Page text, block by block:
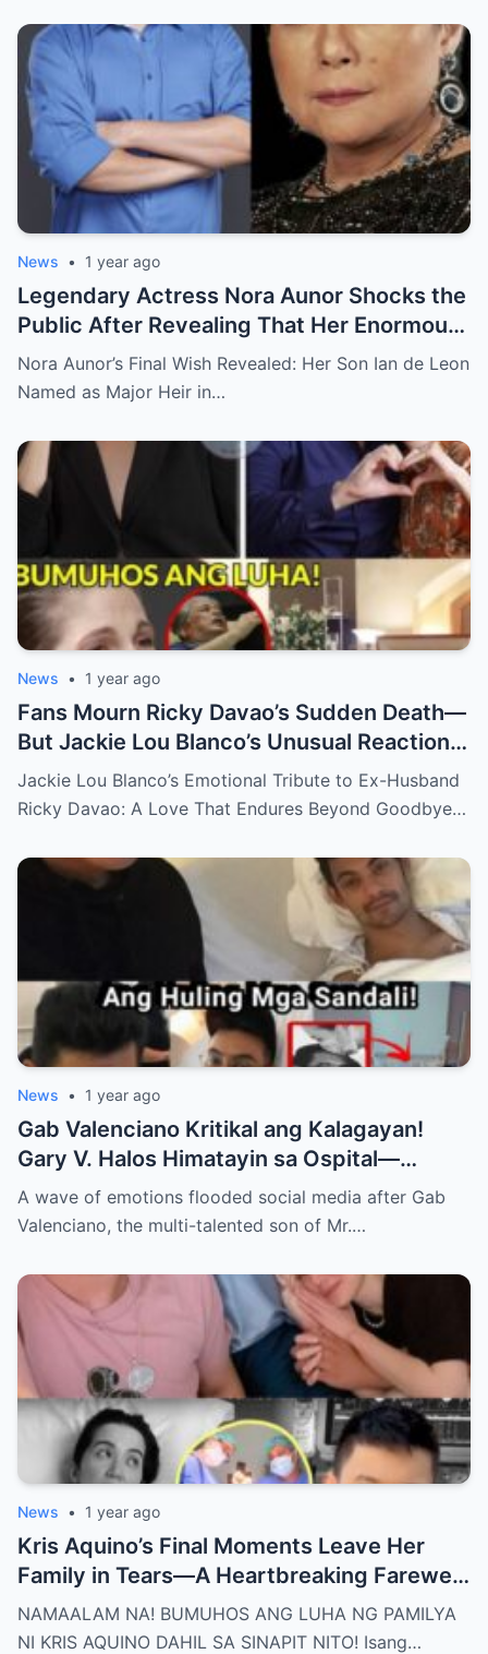
News • 1 year ago
Legendary Actress Nora Aunor Shocks the
Public After Revealing That Her Enormous
Wealth Will Go Entirely to Ian de Leon —
Here’s the Heartbreaking Reason Behind
Nora Aunor’s Final Wish Revealed: Her Son Ian de Leon
Named as Major Heir in…
News • 1 year ago
Fans Mourn Ricky Davao’s Sudden Death—
But Jackie Lou Blanco’s Unusual Reaction
Sparks Even More Questions
Jackie Lou Blanco’s Emotional Tribute to Ex-Husband
Ricky Davao: A Love That Endures Beyond Goodbye…
News • 1 year ago
Gab Valenciano Kritikal ang Kalagayan!
Gary V. Halos Himatayin sa Ospital—
Nakakaiyak ang Panalangin ng Pamilya
Habang Nasa Bingit ng Kamatayan ang
A wave of emotions flooded social media after Gab
Valenciano, the multi-talented son of Mr.…
News • 1 year ago
Kris Aquino’s Final Moments Leave Her
Family in Tears—A Heartbreaking Farewell
That Shocks the Entire Nation as the Truth
Behind Her Emotional Last Days Is Finally
NAMAALAM NA! BUMUHOS ANG LUHA NG PAMILYA
NI KRIS AQUINO DAHIL SA SINAPIT NITO! Isang…